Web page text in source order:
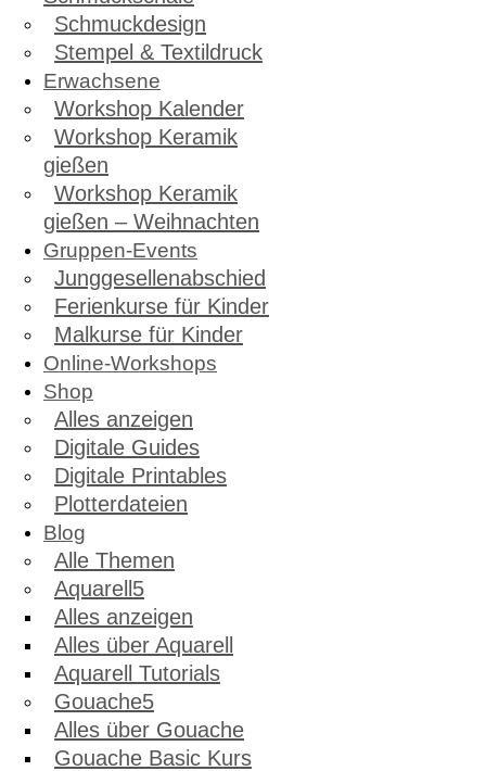
Schmuckdesign
Stempel & Textildruck
Erwachsene
Workshop Kalender
Workshop Keramik
gießen
Workshop Keramik
gießen – Weihnachten
Gruppen-Events
Junggesellenabschied
Ferienkurse für Kinder
Malkurse für Kinder
Online-Workshops
Shop
Alles anzeigen
Digitale Guides
Digitale Printables
Plotterdateien
Blog
Alle Themen
Aquarell
Alles anzeigen
Alles über Aquarell
Aquarell Tutorials
Gouache
Alles über Gouache
Gouache Basic Kurs